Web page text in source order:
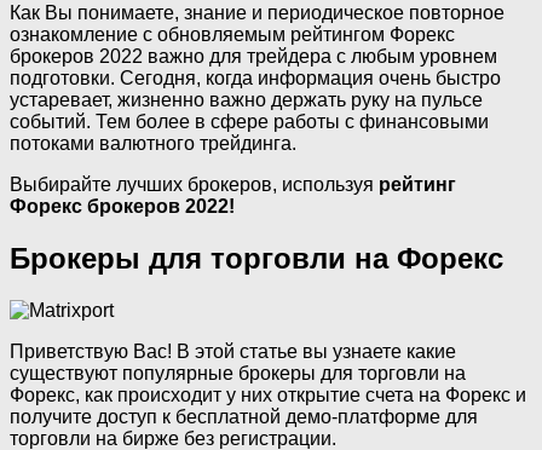
Как Вы понимаете, знание и периодическое повторное
ознакомление с обновляемым рейтингом Форекс
брокеров 2022 важно для трейдера с любым уровнем
подготовки. Сегодня, когда информация очень быстро
устаревает, жизненно важно держать руку на пульсе
событий. Тем более в сфере работы с финансовыми
потоками валютного трейдинга.
Выбирайте лучших брокеров, используя рейтинг
Форекс брокеров 2022!
Брокеры для торговли на Форекс
Приветствую Вас! В этой статье вы узнаете какие
существуют популярные брокеры для торговли на
Форекс, как происходит у них открытие счета на Форекс и
получите доступ к бесплатной демо-платформе для
торговли на бирже без регистрации.